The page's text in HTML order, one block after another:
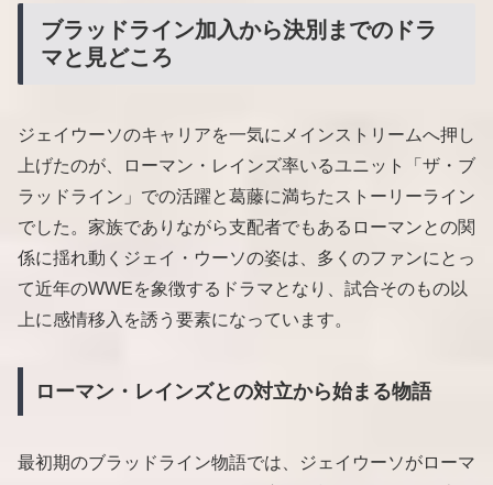
ブラッドライン加入から決別までのドラ
マと見どころ
ジェイウーソのキャリアを一気にメインストリームへ押し
上げたのが、ローマン・レインズ率いるユニット「ザ・ブ
ラッドライン」での活躍と葛藤に満ちたストーリーライン
でした。家族でありながら支配者でもあるローマンとの関
係に揺れ動くジェイ・ウーソの姿は、多くのファンにとっ
て近年のWWEを象徴するドラマとなり、試合そのもの以
上に感情移入を誘う要素になっています。
ローマン・レインズとの対立から始まる物語
最初期のブラッドライン物語では、ジェイウーソがローマ